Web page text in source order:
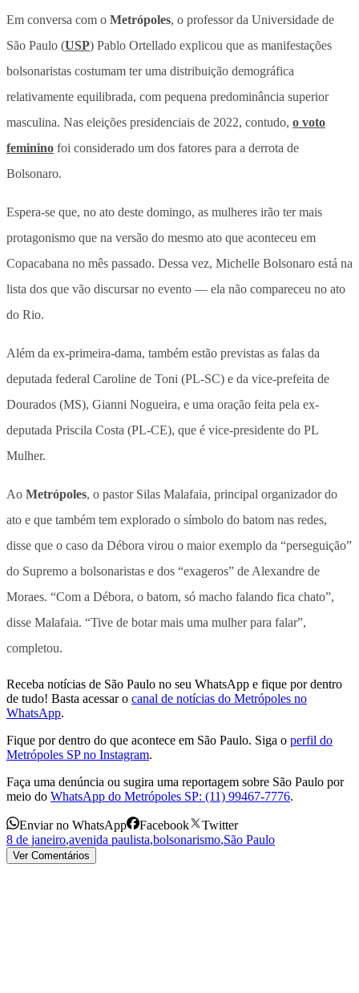
Em conversa com o Metrópoles, o professor da Universidade de
São Paulo (USP) Pablo Ortellado explicou que as manifestações
bolsonaristas costumam ter uma distribuição demográfica
relativamente equilibrada, com pequena predominância superior
masculina. Nas eleições presidenciais de 2022, contudo, o voto
feminino foi considerado um dos fatores para a derrota de
Bolsonaro.
Espera-se que, no ato deste domingo, as mulheres irão ter mais
protagonismo que na versão do mesmo ato que aconteceu em
Copacabana no mês passado. Dessa vez, Michelle Bolsonaro está na
lista dos que vão discursar no evento — ela não compareceu no ato
do Rio.
Além da ex-primeira-dama, também estão previstas as falas da
deputada federal Caroline de Toni (PL-SC) e da vice-prefeita de
Dourados (MS), Gianni Nogueira, e uma oração feita pela ex-
deputada Priscila Costa (PL-CE), que é vice-presidente do PL
Mulher.
Ao Metrópoles, o pastor Silas Malafaia, principal organizador do
ato e que também tem explorado o símbolo do batom nas redes,
disse que o caso da Débora virou o maior exemplo da “perseguição”
do Supremo a bolsonaristas e dos “exageros” de Alexandre de
Moraes. “Com a Débora, o batom, só macho falando fica chato”,
disse Malafaia. “Tive de botar mais uma mulher para falar”,
completou.
Receba notícias de São Paulo no seu WhatsApp e fique por dentro
de tudo! Basta acessar o canal de notícias do Metrópoles no
WhatsApp.
Fique por dentro do que acontece em São Paulo. Siga o perfil do
Metrópoles SP no Instagram.
Faça uma denúncia ou sugira uma reportagem sobre São Paulo por
meio do WhatsApp do Metrópoles SP: (11) 99467-7776.
Enviar no WhatsApp Facebook
Twitter
8 de janeiro,avenida paulista,bolsonarismo,São Paulo
Ver Comentários